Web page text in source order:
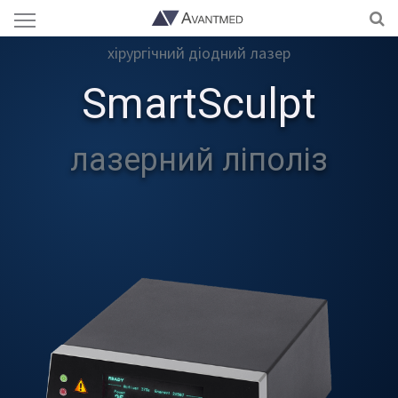
хірургічний діодний лазер
SmartSculpt
лазерний ліполіз